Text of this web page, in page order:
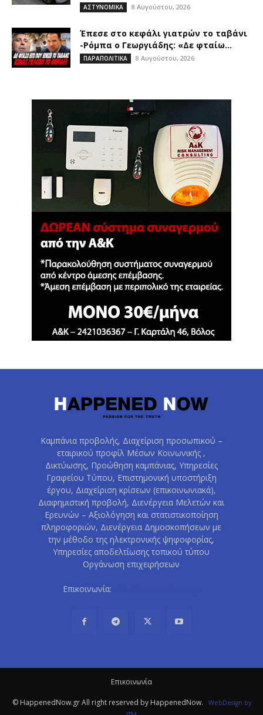
ΑΣΤΥΝΟΜΙΚΑ 8 Αυγούστου, 2026
Έπεσε στο κεφάλι γιατρών το ταβάνι
-Ρόμπα ο Γεωργιάδης: «Δε φταίω...
ΠΑΡΑΠΟΛΙΤΙΚΑ 8 Αυγούστου, 2026
Καμπάνια προβολής, Διαχείριση προσωπικού –
εταιρικού προφίλ Μέσων Κοινωνικής ,
Δικτύωσης, Προώθηση καμπάνιας, Υπηρεσίες
Γραφείου Τύπου, Επιστημονική υποστήριξη
έργου, Διαχείριση κρίσεων (επικοινωνιακά),
Διαφημιστική προβολή, Διενέργεια Μελετών και
Ερευνών – Αξιολόγηση και στατιστικοποίηση
πληροφοριών, Διενέργεια Δημοσκοπήσεων με
την μέθοδο της ηλεκτρονικής ψηφοφορίας,
Υπηρεσίες αποδελτίωσης τοπικού τύπου
Οργάνωση επιχειρήσεων
Επικοινωνία:
Eπικοινωνία
© HappenedNow.gr All right reserved by HappenedNow. WebDesign by